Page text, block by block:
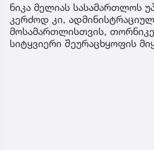
ნიკა მელიას სასამართლოს
კერძოდ კი,
მოსამართლისთვის, თორნიკე
სიტყვიერი შეურაცხყოფის